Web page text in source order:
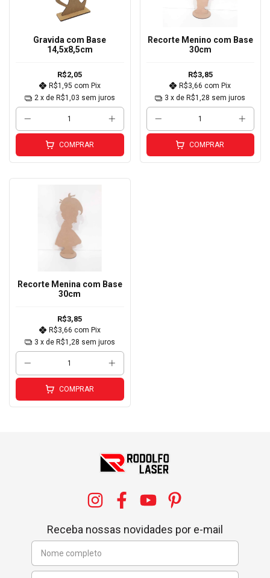
Gravida com Base
14,5x8,5cm
R$2,05
R$1,95 com Pix
2 x de R$1,03 sem juros
COMPRAR
Recorte Menino com Base
30cm
R$3,85
R$3,66com Pix
3 x de R$1,28 sem juros
COMPRAR
Recorte Menina com Base
30cm
R$3,85
R$3,66 com Pix
3 x de R$1,28 sem juros
COMPRAR
Receba nossas novidades por e-mail